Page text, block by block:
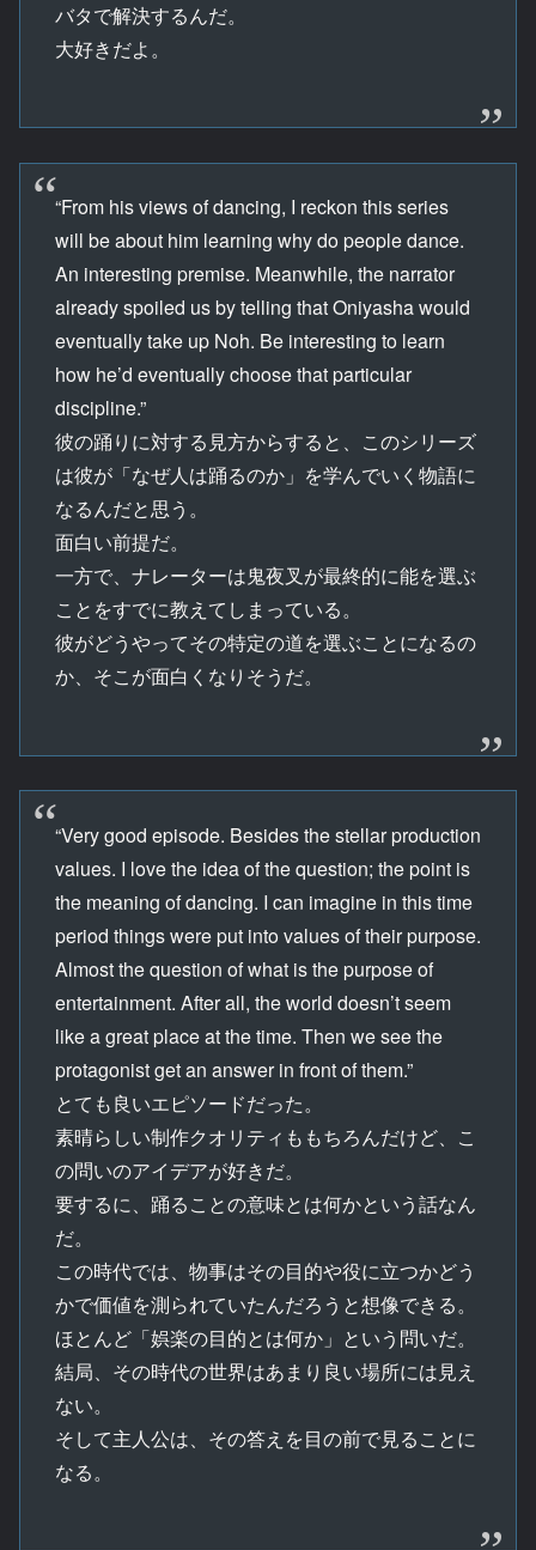
バタで解決するんだ。
大好きだよ。
“From his views of dancing, I reckon this series
will be about him learning why do people dance.
An interesting premise. Meanwhile, the narrator
already spoiled us by telling that Oniyasha would
eventually take up Noh. Be interesting to learn
how he’d eventually choose that particular
discipline.”
彼の踊りに対する見方からすると、このシリーズ
は彼が「なぜ人は踊るのか」を学んでいく物語に
なるんだと思う。
面白い前提だ。
一方で、ナレーターは鬼夜叉が最終的に能を選ぶ
ことをすでに教えてしまっている。
彼がどうやってその特定の道を選ぶことになるの
か、そこが面白くなりそうだ。
“Very good episode. Besides the stellar production
values. I love the idea of the question; the point is
the meaning of dancing. I can imagine in this time
period things were put into values of their purpose.
Almost the question of what is the purpose of
entertainment. After all, the world doesn’t seem
like a great place at the time. Then we see the
protagonist get an answer in front of them.”
とても良いエピソードだった。
素晴らしい制作クオリティももちろんだけど、こ
の問いのアイデアが好きだ。
要するに、踊ることの意味とは何かという話なん
だ。
この時代では、物事はその目的や役に立つかどう
かで価値を測られていたんだろうと想像できる。
ほとんど「娯楽の目的とは何か」という問いだ。
結局、その時代の世界はあまり良い場所には見え
ない。
そして主人公は、その答えを目の前で見ることに
なる。